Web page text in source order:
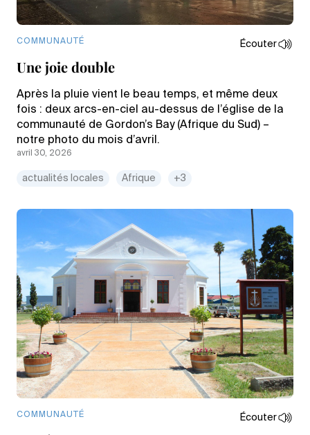
COMMUNAUTÉ Écouter
Une joie double
Après la pluie vient le beau temps, et même deux
fois : deux arcs-en-ciel au-dessus de l’église de la
communauté de Gordon’s Bay (Afrique du Sud) –
notre photo du mois d’avril.
avril 30, 2026
actualités locales Afrique +3
COMMUNAUTÉ Écouter